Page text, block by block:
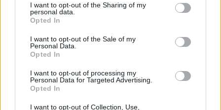
I want to opt-out of the Sharing of my
personal data.
Opted In
I want to opt-out of the Sale of my
Personal Data.
Opted In
I want to opt-out of processing my
Personal Data for Targeted Advertising.
Opted In
I want to opt-out of Collection, Use,
Πρωινή